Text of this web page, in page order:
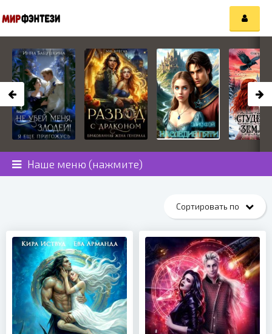
Наше меню (нажмите)